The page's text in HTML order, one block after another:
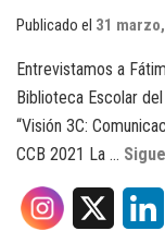
Publicado el 31
Entrevistamos a
Biblioteca Escolar
“Visión 3C:
CCB 2021 La …